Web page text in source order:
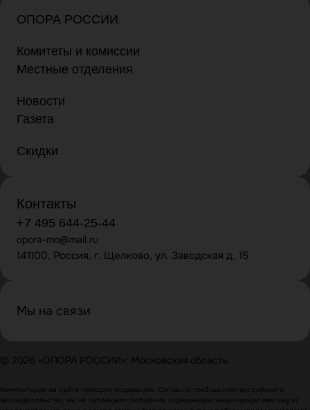
ОПОРА РОССИИ
Комитеты и комиссии
Местные отделения
Новости
Газета
Скидки
Контакты
+7 495 644-25-44
opora-mo@mail.ru
141100, Россия, г. Щелково, ул. Заводская д. 15
Мы на связи
© 2026 «ОПОРА РОССИИ»: Московская область
Комментарии на сайте проходят модерацию. Согласно требованиям российского
законодательства, мы не публикуем сообщения, содержащие нецензурную лексику и/